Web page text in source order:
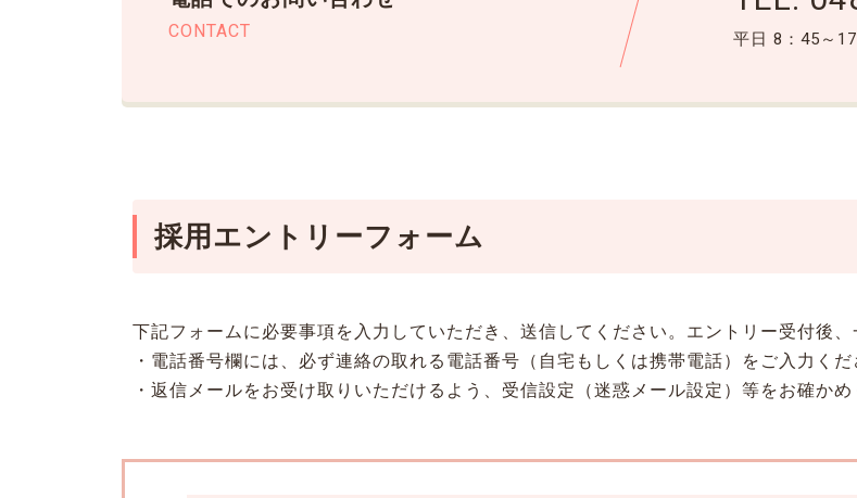
CONTACT 平日 8：45～
採用エントリーフォーム
下記フォームに必要事項を入力していただき、送信してください。エントリー受付後
・電話番号欄には、必ず連絡の取れる電話番号（自宅もしくは携帯電話）をご入力くだ
・返信メールをお受け取りいただけるよう、受信設定（迷惑メール設定）等をお確かめ